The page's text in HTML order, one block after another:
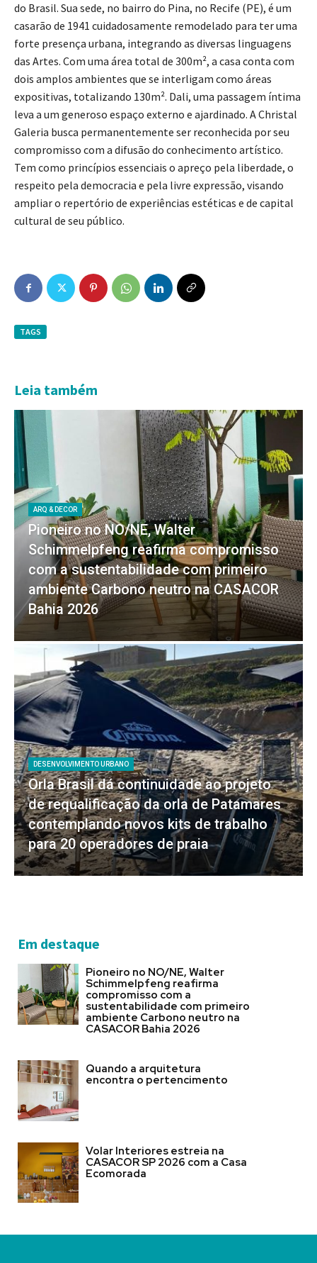
do Brasil. Sua sede, no bairro do Pina, no Recife (PE), é um
casarão de 1941 cuidadosamente remodelado para ter uma
forte presença urbana, integrando as diversas linguagens
das Artes. Com uma área total de 300m², a casa conta com
dois amplos ambientes que se interligam como áreas
expositivas, totalizando 130m². Dali, uma passagem íntima
leva a um generoso espaço externo e ajardinado. A Christal
Galeria busca permanentemente ser reconhecida por seu
compromisso com a difusão do conhecimento artístico.
Tem como princípios essenciais o apreço pela liberdade, o
respeito pela democracia e pela livre expressão, visando
ampliar o repertório de experiências estéticas e de capital
cultural de seu público.
TAGS
Leia também
ARQ & DECOR
Pioneiro no NO/NE, Walter
Schimmelpfeng reafirma compromisso
com a sustentabilidade com primeiro
ambiente Carbono neutro na CASACOR
Bahia 2026
DESENVOLVIMENTO URBANO
Orla Brasil dá continuidade ao projeto
de requalificação da orla de Patamares
contemplando novos kits de trabalho
para 20 operadores de praia
Em destaque
Pioneiro no NO/NE, Walter
Schimmelpfeng reafirma
compromisso com a
sustentabilidade com primeiro
ambiente Carbono neutro na
CASACOR Bahia 2026
Quando a arquitetura
encontra o pertencimento
Volar Interiores estreia na
CASACOR SP 2026 com a Casa
Ecomorada